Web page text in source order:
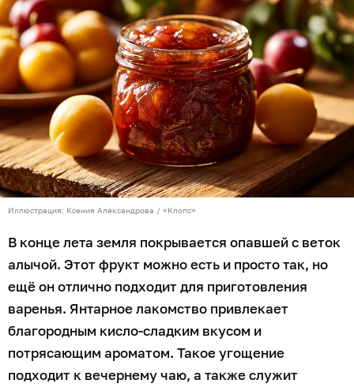
Иллюстрация: Ксения Александрова / «Клопс»
В конце лета земля покрывается опавшей с веток
алычой. Этот фрукт можно есть и просто так, но
ещё он отлично подходит для приготовления
варенья. Янтарное лакомство привлекает
благородным кисло-сладким вкусом и
потрясающим ароматом. Такое угощение
подходит к вечернему чаю, а также служит